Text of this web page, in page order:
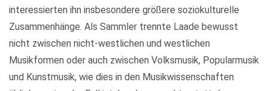
interessierten ihn insbesondere größere soziokulturelle
Zusammenhänge. Als Sammler trennte Laade bewusst
nicht zwischen nicht-westlichen und westlichen
Musikformen oder auch zwischen Volksmusik, Popularmusik
und Kunstmusik, wie dies in den Musikwissenschaften